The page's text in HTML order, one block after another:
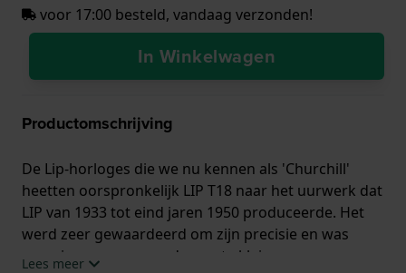
voor 17:00 besteld, vandaag verzonden!
In Winkelwagen
Productomschrijving
De Lip-horloges die we nu kennen als 'Churchill'
heetten oorspronkelijk LIP T18 naar het uurwerk dat
LIP van 1933 tot eind jaren 1950 produceerde. Het
werd zeer gewaardeerd om zijn precisie en was
voorzien van een van de eerste kleine
Lees meer